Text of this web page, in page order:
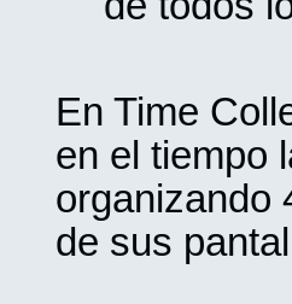
En Time
en el tiempo
organizando
de sus